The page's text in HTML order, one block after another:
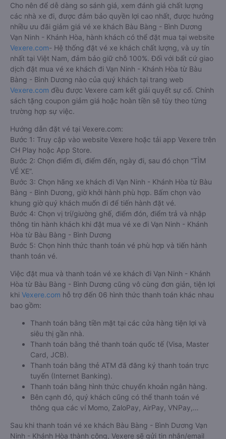
Cho nên để dễ dàng so sánh giá, xem đánh giá chất lượng
các nhà xe đi, được đảm bảo quyền lợi cao nhất, được hưởng
nhiều ưu đãi giảm giá vé xe khách Bàu Bàng - Bình Dương
Vạn Ninh - Khánh Hòa, hành khách có thể đặt mua tại website
Vexere.com- Hệ thống đặt vé xe khách chất lượng, và uy tín
nhất tại Việt Nam, đảm bảo giữ chỗ 100%. Đối với bất cứ giao
dịch đặt mua vé xe khách đi Vạn Ninh - Khánh Hòa từ Bàu
Bàng - Bình Dương nào của quý khách tại trang web
Vexere.com đều được Vexere cam kết giải quyết sự cố. Chính
sách tặng coupon giảm giá hoặc hoàn tiền sẽ tùy theo từng
trường hợp sự việc.
Hướng dẫn đặt vé tại Vexere.com:
Bước 1: Truy cập vào website Vexere hoặc tải app Vexere trên
CH Play hoặc App Store.
Bước 2: Chọn điểm đi, điểm đến, ngày đi, sau đó chọn “TÌM
VÉ XE”.
Bước 3: Chọn hãng xe khách đi Vạn Ninh - Khánh Hòa từ Bàu
Bàng - Bình Dương, giờ khởi hành phù hợp. Bấm chọn vào
khung giờ quý khách muốn đi để tiến hành đặt vé.
Bước 4: Chọn vị trí/giường ghế, điểm đón, điểm trả và nhập
thông tin hành khách khi đặt mua vé xe đi Vạn Ninh - Khánh
Hòa từ Bàu Bàng - Bình Dương
Bước 5: Chọn hình thức thanh toán vé phù hợp và tiến hành
thanh toán vé.
Việc đặt mua và thanh toán vé xe khách đi Vạn Ninh - Khánh
Hòa từ Bàu Bàng - Bình Dương cũng vô cùng đơn giản, tiện lợi
khi Vexere.com hỗ trợ đến 06 hình thức thanh toán khác nhau
bao gồm:
Thanh toán bằng tiền mặt tại các cửa hàng tiện lợi và
siêu thị gần nhà.
Thanh toán bằng thẻ thanh toán quốc tế (Visa, Master
Card, JCB).
Thanh toán bằng thẻ ATM đã đăng ký thanh toán trực
tuyến (Internet Banking).
Thanh toán bằng hình thức chuyển khoản ngân hàng.
Bên cạnh đó, quý khách cũng có thể thanh toán vé
thông qua các ví Momo, ZaloPay, AirPay, VNPay,…
Sau khi thanh toán vé xe khách Bàu Bàng - Bình Dương Vạn
Ninh - Khánh Hòa thành công, Vexere sẽ gửi tin nhắn/email